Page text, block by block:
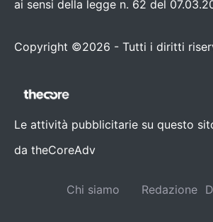
ai sensi della legge n. 62 del
Copyright ©2026 - Tutti i diritti
Le attività pubblicitarie su questo
da theCoreAdv
Chi siamo Redazione